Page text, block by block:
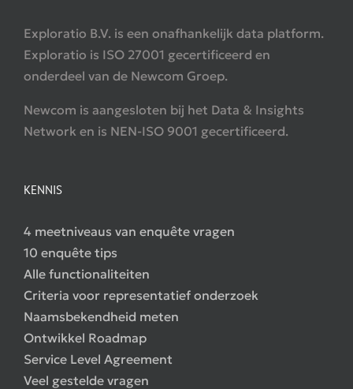
Exploratio B.V. is een onafhankelijk data platform.
Exploratio is ISO 27001 gecertificeerd en
onderdeel van de Newcom Groep.
Newcom is aangesloten bij het Data & Insights
Network en is NEN-ISO 9001 gecertificeerd.
KENNIS
4 meetniveaus van enquête vragen
10 enquête tips
Alle functionaliteiten
Criteria voor representatief onderzoek
Naamsbekendheid meten
Ontwikkel Roadmap
Service Level Agreement
Veel gestelde vragen